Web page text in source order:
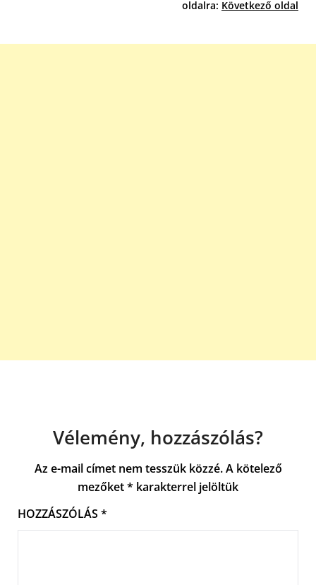
oldalra: Következő oldal
Vélemény, hozzászólás?
Az e-mail címet nem tesszük közzé. A kötelező
mezőket* karakterrel jelöltük
HOZZÁSZÓLÁS *